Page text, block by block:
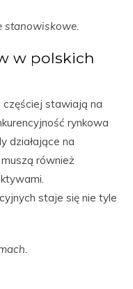
stanowiskowe.
w polskich
częściej stawiają na
rynkowa
działające na
również
staje się nie tyle